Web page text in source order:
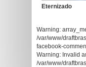
Eternizado
Warning:
/var/www/
facebook-
Warning: Invalid
/var/www/